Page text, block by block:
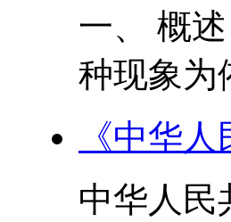
一、 概
种现象为
《中华
中华人民